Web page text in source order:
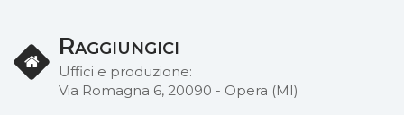
Raggiungici
Uffici e produzione:
Via Romagna 6, 20090 - Opera (MI)